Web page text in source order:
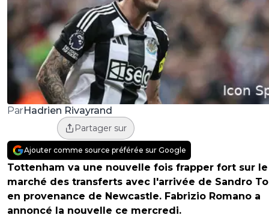
ParHadrien Rivayrand
Partager sur
Ajouter comme source préférée sur Google
Tottenham va une nouvelle fois frapper fort sur le
marché des transferts avec l'arrivée de Sandro
en provenance de Newcastle. Fabrizio Romano a
annoncé la nouvelle ce mercredi.